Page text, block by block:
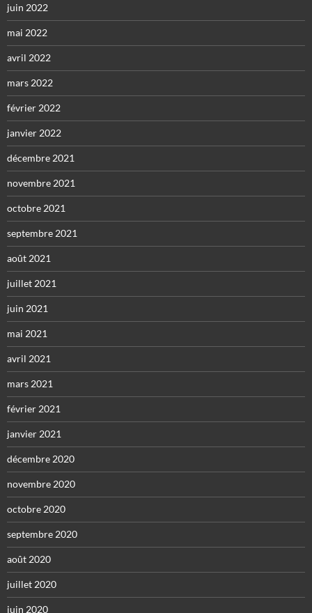
juin 2022
mai 2022
avril 2022
mars 2022
février 2022
janvier 2022
décembre 2021
novembre 2021
octobre 2021
septembre 2021
août 2021
juillet 2021
juin 2021
mai 2021
avril 2021
mars 2021
février 2021
janvier 2021
décembre 2020
novembre 2020
octobre 2020
septembre 2020
août 2020
juillet 2020
juin 2020